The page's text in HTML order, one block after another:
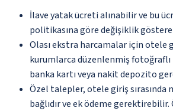
İlave yatak ücreti alınabilir ve bu
politikasına göre değişiklik
Olası ekstra harcamalar için otele
kurumlarca düzenlenmiş
banka kartı veya nakit depozito
Özel talepler, otele giriş sırasında
bağlıdır ve ek ödeme